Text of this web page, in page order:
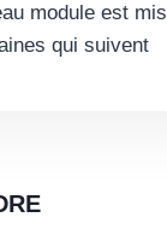
module est
qui suivent